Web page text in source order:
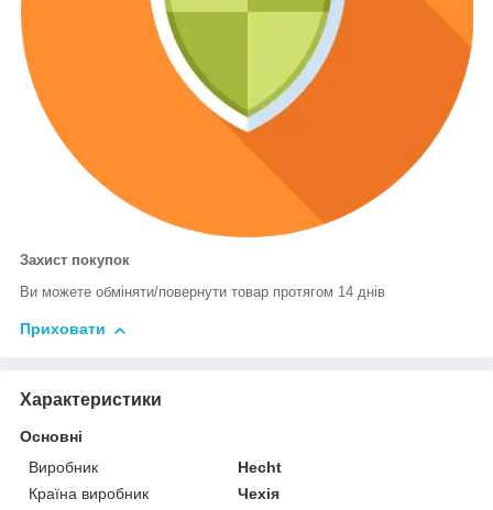
Захист покупок
Ви можете обміняти/повернути товар протягом 14 днів
Приховати
Характеристики
Основні
Виробник
Hecht
Країна виробник
Чехія